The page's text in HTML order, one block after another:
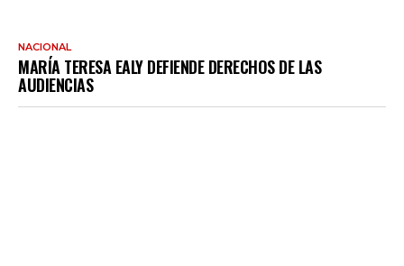
NACIONAL
MARÍA TERESA EALY DEFIENDE DERECHOS DE LAS
AUDIENCIAS